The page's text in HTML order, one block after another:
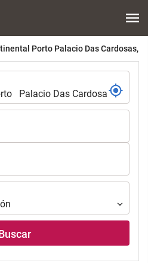
Porto Palacio Das Cardosas,